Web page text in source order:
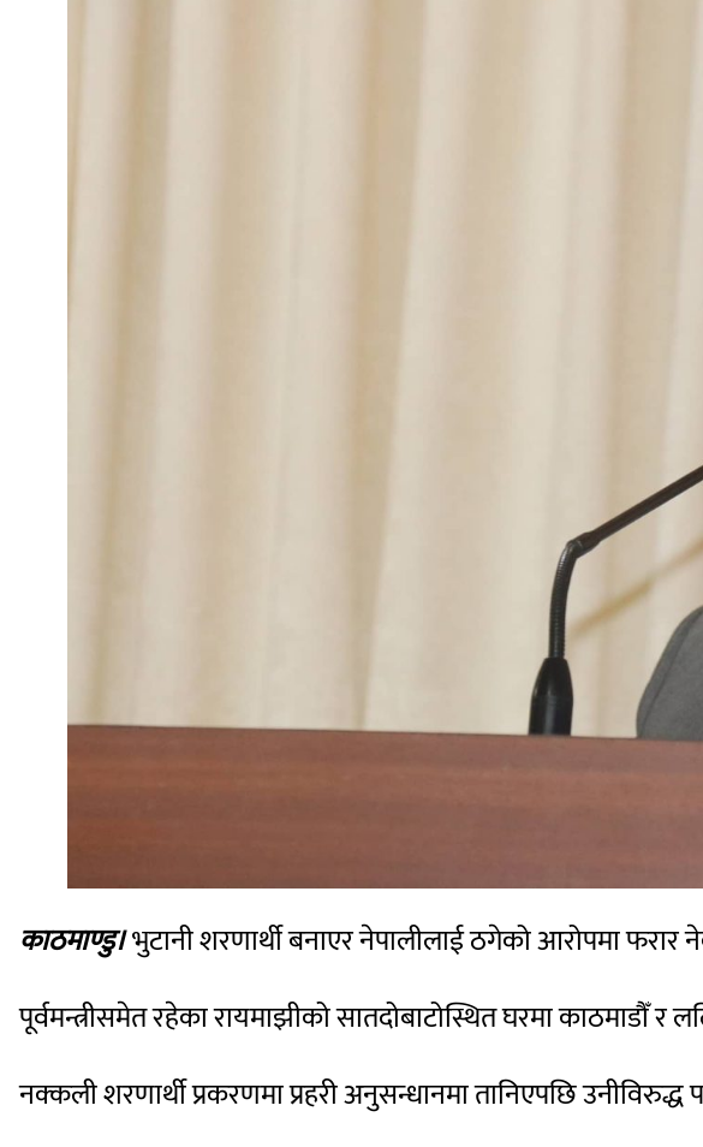
काठमाण्डु।भुटानी शरणार्थी बनाएर नेपालीलाई ठगेको आरोपमा फरार
पूर्वमन्त्रीसमेत रहेका रायमाझीको सातदोबाटोस्थित घरमा काठमाडौँ र
नक्कली शरणार्थी प्रकरणमा प्रहरी अनुसन्धानमा तानिएपछि